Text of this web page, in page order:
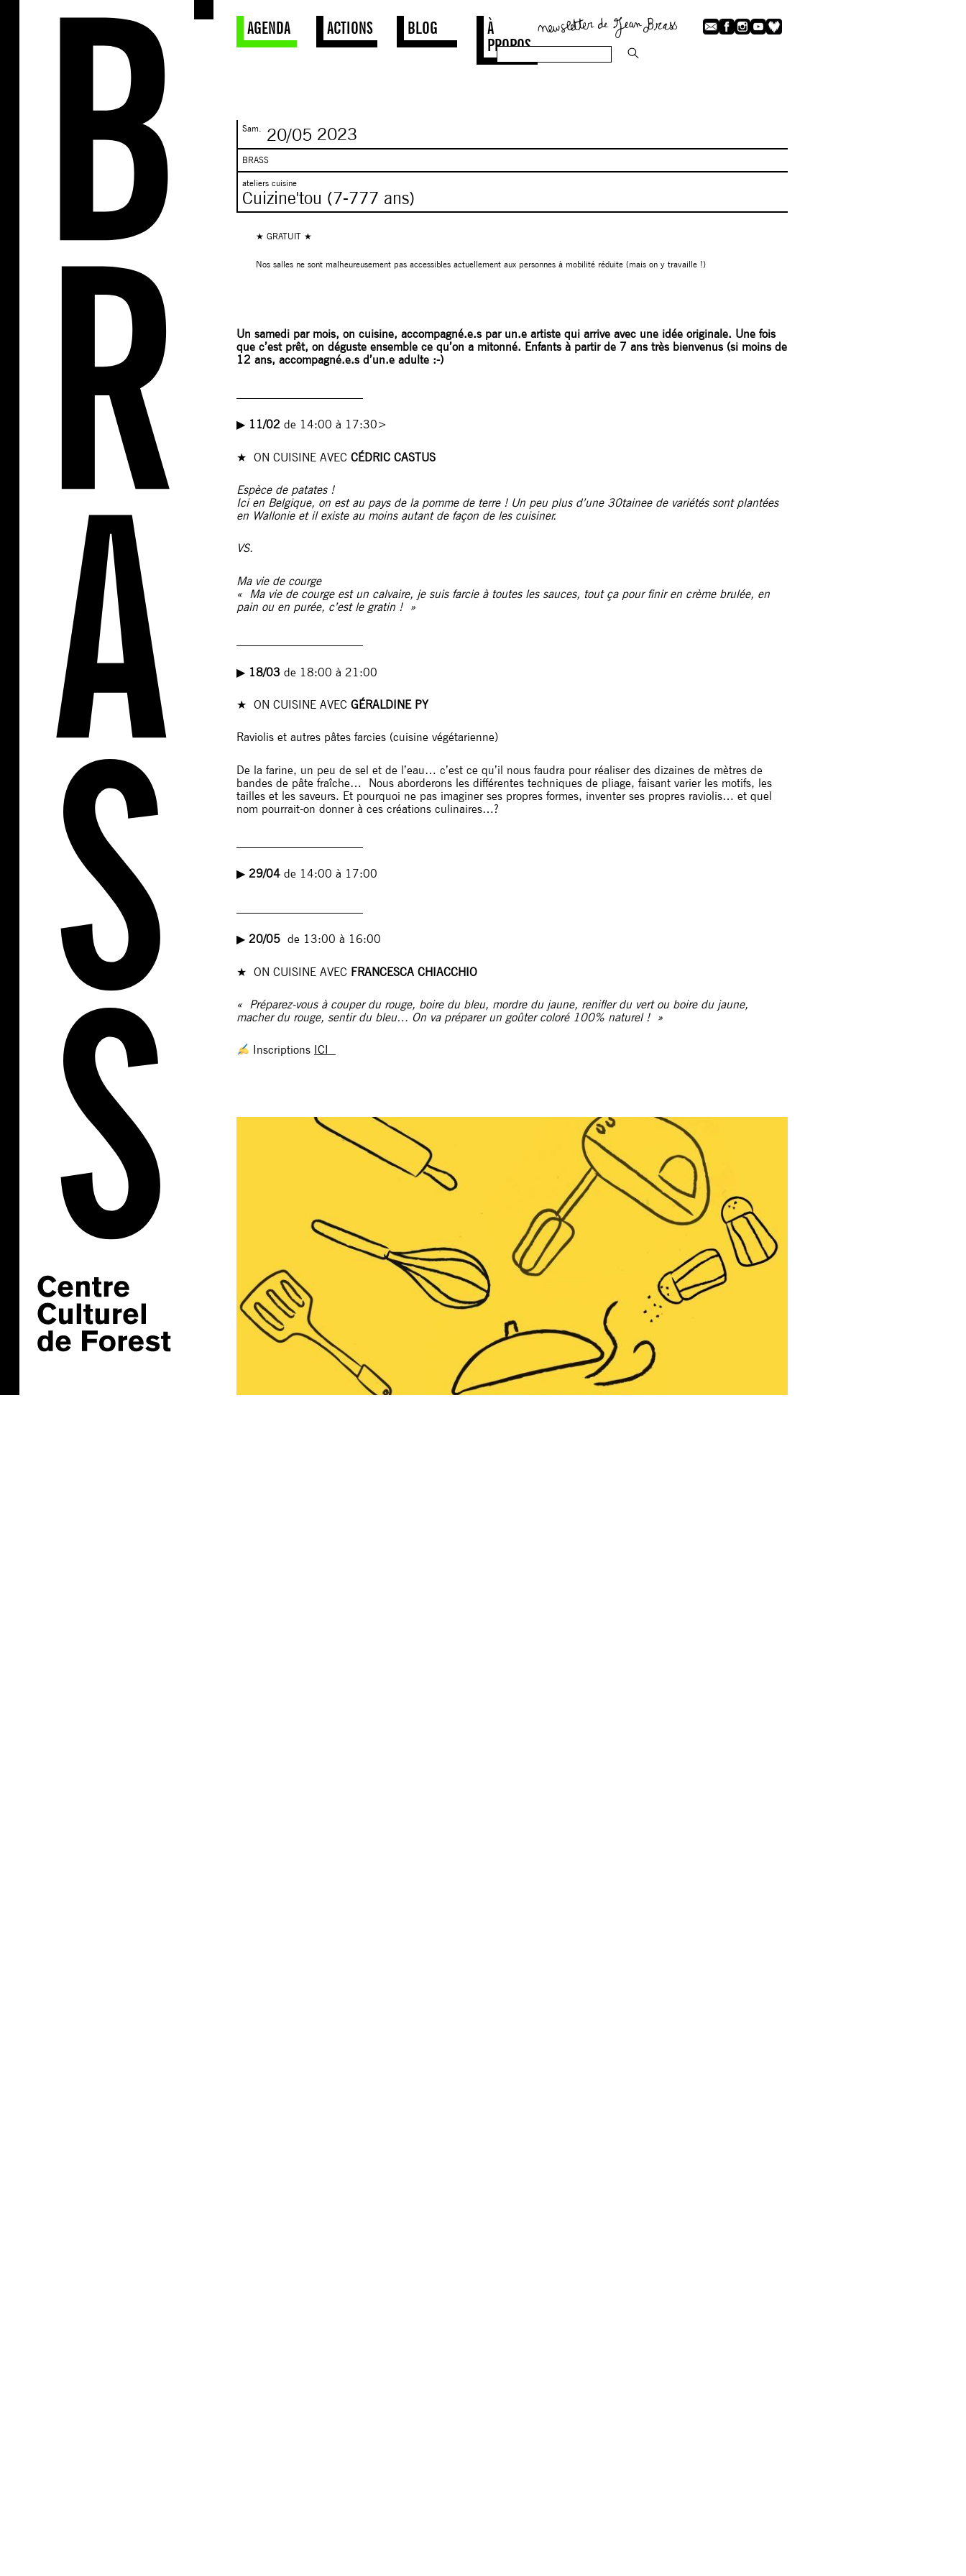
AGENDA ACTIONS BLOG
À
PROPOS
Sam. 20/052023
BRASS
ateliers cuisine
Cuizine'tou (7-777 ans)
★ GRATUIT ★
Nos salles ne sont malheureusement pas accessibles actuellement aux personnes à mobilité réduite (mais on y travaille !)
Un samedi par mois, on cuisine, accompagné.e.s par un.e artiste qui arrive avec une idée originale. Une fois
que c’est prêt, on déguste ensemble ce qu’on a mitonné. Enfants à partir de 7 ans très bienvenus (si moins de
12 ans, accompagné.e.s d’un.e adulte :-)
▶︎ 11/02 de 14:00 à 17:30>
★ ON CUISINE AVEC CÉDRIC CASTUS
Espèce de patates !
Ici en Belgique, on est au pays de la pomme de terre ! Un peu plus d’une 30tainee de variétés sont plantées
en Wallonie et il existe au moins autant de façon de les cuisiner.
VS.
Ma vie de courge
« Ma vie de courge est un calvaire, je suis farcie à toutes les sauces, tout ça pour finir en crème brulée, en
pain ou en purée, c’est le gratin ! »
▶︎ 18/03 de 18:00 à 21:00
★ ON CUISINE AVEC GÉRALDINE PY
Raviolis et autres pâtes farcies (cuisine végétarienne)
De la farine, un peu de sel et de l’eau… c’est ce qu’il nous faudra pour réaliser des dizaines de mètres de
bandes de pâte fraîche… Nous aborderons les différentes techniques de pliage, faisant varier les motifs, les
tailles et les saveurs. Et pourquoi ne pas imaginer ses propres formes, inventer ses propres raviolis… et quel
nom pourrait-on donner à ces créations culinaires…?
▶︎ 29/04de 14:00 à 17:00
▶︎ 20/05 de 13:00 à 16:00
★ ON CUISINE AVEC FRANCESCA CHIACCHIO
« Préparez-vous à couper du rouge, boire du bleu, mordre du jaune, renifler du vert ou boire du jaune,
macher du rouge, sentir du bleu… On va préparer un goûter coloré 100% naturel ! »
Inscriptions ICI